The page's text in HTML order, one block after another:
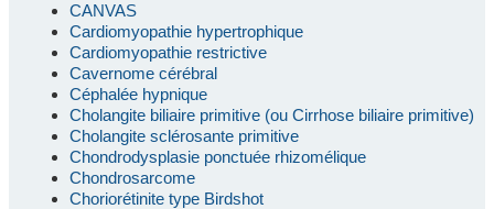
CANVAS
Cardiomyopathie hypertrophique
Cardiomyopathie restrictive
Cavernome cérébral
Céphalée hypnique
Cholangite biliaire primitive (ou Cirrhose biliaire primitive)
Cholangite sclérosante primitive
Chondrodysplasie ponctuée rhizomélique
Chondrosarcome
Choriorétinite type Birdshot